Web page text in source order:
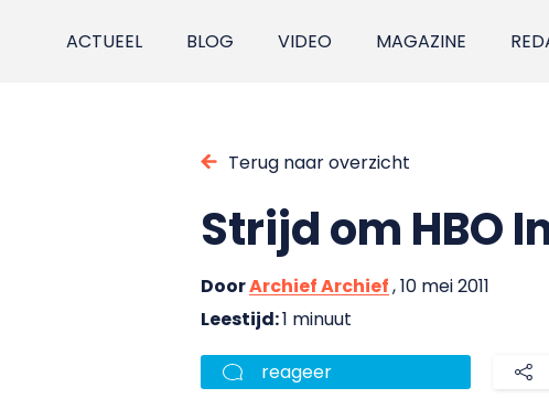
ACTUEEL BLOG VIDEO MAGAZINE
Terug naar overzicht
Strijd om HBO
DoorArchief Archief, 10 mei 2011
Leestijd:1 minuut
reageer